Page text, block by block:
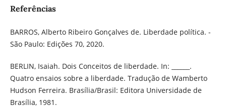
Referências
BARROS, Alberto Ribeiro Gonçalves de. Liberdade política. -
São Paulo: Edições 70, 2020.
BERLIN, Isaiah. Dois Conceitos de liberdade. In: ______.
Quatro ensaios sobre a liberdade. Tradução de Wamberto
Hudson Ferreira. Brasília/Brasil: Editora Universidade de
Brasília, 1981.